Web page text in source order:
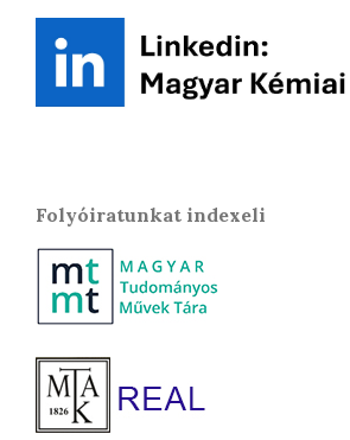
Folyóiratunkat indexeli